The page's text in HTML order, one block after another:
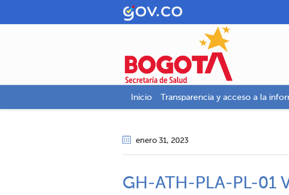
Inicio Transparencia y acceso a la
enero 31, 2023
GH-ATH-PLA-PL-01